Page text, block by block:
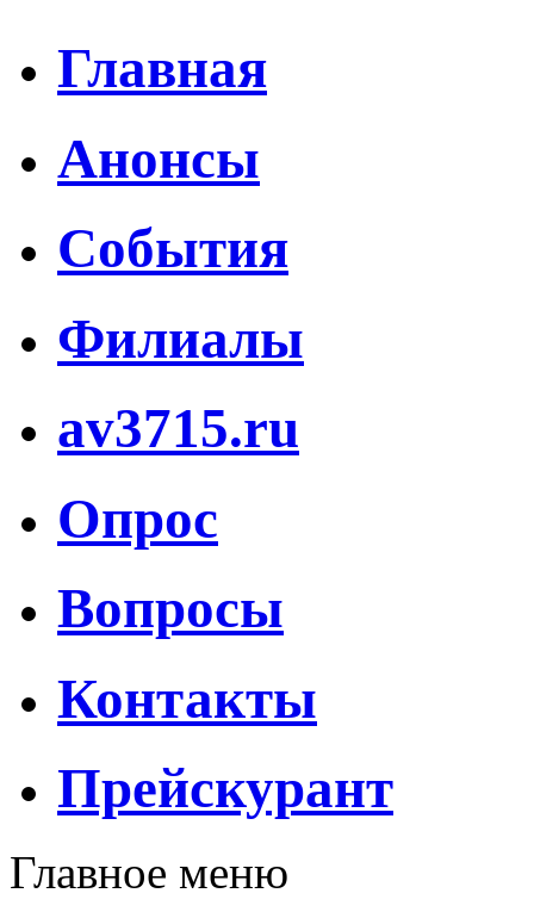
Главная
Анонсы
События
Филиалы
av3715.ru
Опрос
Вопросы
Контакты
Прейскурант
Главное меню